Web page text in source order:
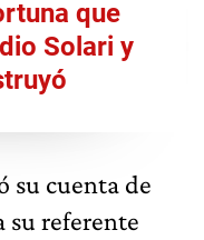
que
Solari y
su cuenta de
su referente